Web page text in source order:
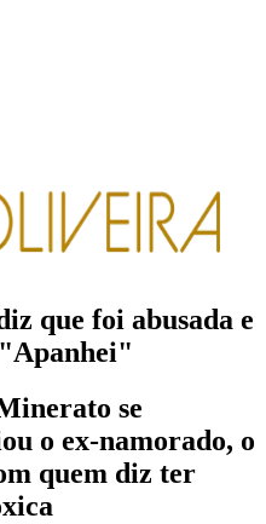
que foi abusada e
se
o ex-namorado, o
quem diz ter